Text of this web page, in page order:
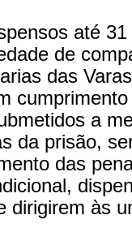
até
de
das
a
da prisão,
das
dirigirem às